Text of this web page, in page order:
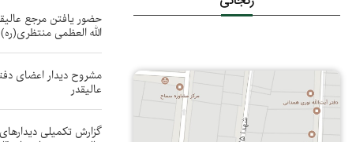
حضور یافتن مرجع
الله العظمی منتظری(ره)
مشروح دیدار اعضای
عالیقدر
گزارش تکمیلی